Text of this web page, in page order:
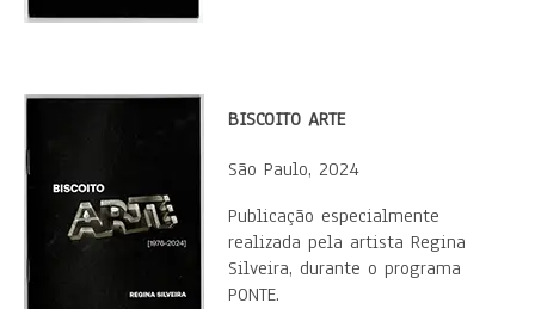
BISCOITO ARTE
São Paulo, 2024
Publicação especialmente
realizada pela artista Regina
Silveira, durante o programa
PONTE.